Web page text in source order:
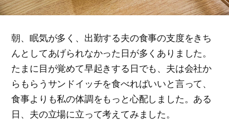
朝、眠気が多く、出勤する夫の食事の支度をきち
んとしてあげられなかった日が多くありました。
たまに目が覚めて早起きする日でも、夫は会社か
らもらうサンドイッチを食べればいいと言って、
食事よりも私の体調をもっと心配しました。ある
日、夫の立場に立って考えてみました。